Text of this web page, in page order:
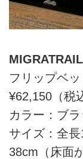
MIGRATRAIL
フリップベッ
¥62,150（税
カラー：ブ
サイズ：全
38cm（床面